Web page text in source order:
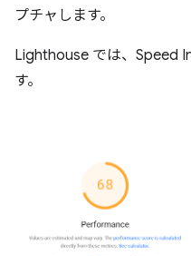
プチャします。
Lighthouse では、Speed
す。